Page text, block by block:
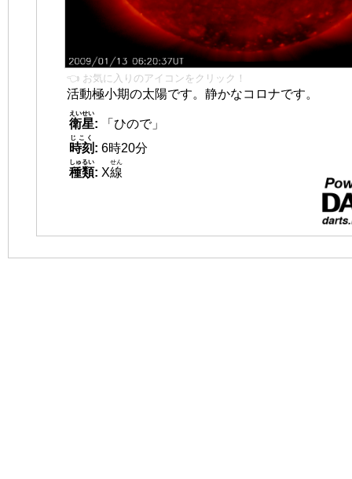
👈 お気に入りのアイコンをクリック！
活動極小期の太陽です。静かなコロナです。
衛星
えいせい
:
「ひので」
時刻
じこく
: 6時20分
種類
しゅるい
: X線
せん